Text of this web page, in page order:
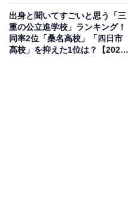
ているので凄いです」（
を多く輩出しているから
上原ひろみです」（50代
出身と聞いてすごいと思う「三
重の公立進学校」ランキング！
同率2位「桑名高校」「四日市
高校」を抑えた1位は？【2025